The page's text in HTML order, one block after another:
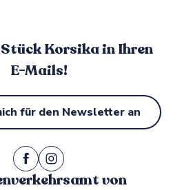
Korsika in Ihren
E-Mails!
für den Newsletter an
von